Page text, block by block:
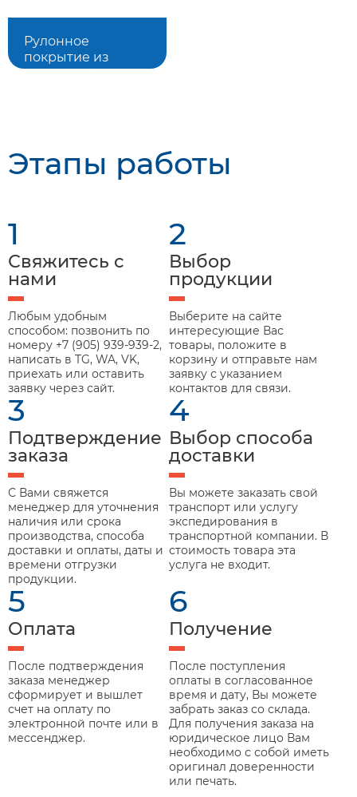
Рулонное
покрытие из
резиновой
Подробнее
Этапы работы
1
Свяжитесь с
нами
Любым удобным
способом: позвонить по
номеру +7 (905) 939-939-2,
написать в TG, WA, VK,
приехать или оставить
заявку через сайт.
2
Выбор
продукции
Выберите на сайте
интересующие Вас
товары, положите в
корзину и отправьте нам
заявку с указанием
контактов для связи.
3
Подтверждение
заказа
С Вами свяжется
менеджер для уточнения
наличия или срока
производства, способа
доставки и оплаты, даты и
времени отгрузки
продукции.
4
Выбор способа
доставки
Вы можете заказать свой
транспорт или услугу
экспедирования в
транспортной компании. В
стоимость товара эта
услуга не входит.
5
Оплата
После подтверждения
заказа менеджер
сформирует и вышлет
счет на оплату по
электронной почте или в
мессенджер.
6
Получение
После поступления
оплаты в согласованное
время и дату, Вы можете
забрать заказ со склада.
Для получения заказа на
юридическое лицо Вам
необходимо с собой иметь
оригинал доверенности
или печать.